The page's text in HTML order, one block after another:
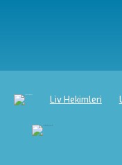
Liv Hekimleri